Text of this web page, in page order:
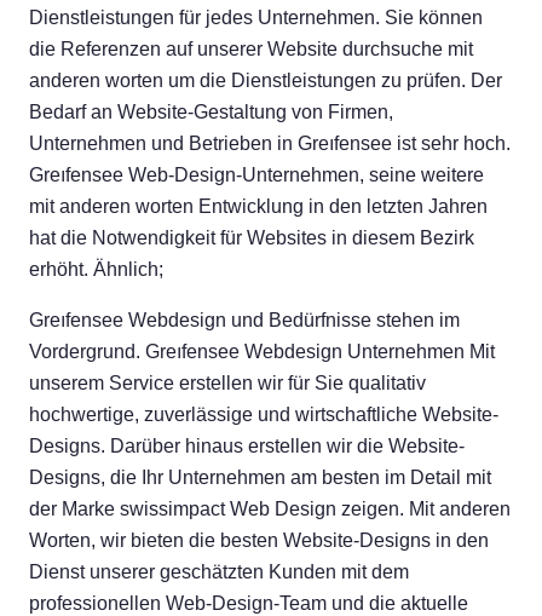
Dienstleistungen für jedes Unternehmen. Sie können
die Referenzen auf unserer Website durchsuche mit
anderen worten um die Dienstleistungen zu prüfen. Der
Bedarf an Website-Gestaltung von Firmen,
Unternehmen und Betrieben in Greıfensee ist sehr hoch.
Greıfensee Web-Design-Unternehmen, seine weitere
mit anderen worten Entwicklung in den letzten Jahren
hat die Notwendigkeit für Websites in diesem Bezirk
erhöht. Ähnlich;
Greıfensee Webdesign und Bedürfnisse stehen im
Vordergrund. Greıfensee Webdesign Unternehmen Mit
unserem Service erstellen wir für Sie qualitativ
hochwertige, zuverlässige und wirtschaftliche Website-
Designs. Darüber hinaus erstellen wir die Website-
Designs, die Ihr Unternehmen am besten im Detail mit
der Marke swissimpact Web Design zeigen. Mit anderen
Worten, wir bieten die besten Website-Designs in den
Dienst unserer geschätzten Kunden mit dem
professionellen Web-Design-Team und die aktuelle